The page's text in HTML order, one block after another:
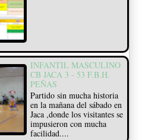
INFANTIL MASCULINO
CB JACA 3 - 53 F.B.H.
PEÑAS
Partido sin mucha historia
en la mañana del sábado en
Jaca ,donde los visitantes se
impusieron con mucha
facilidad....